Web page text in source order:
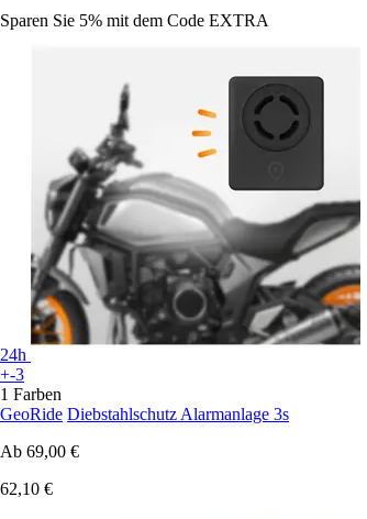
Sparen Sie 5% mit dem Code EXTRA
24h
+-3
1 Farben
GeoRide Diebstahlschutz Alarmanlage 3s
Ab 69,00 €
62,10 €